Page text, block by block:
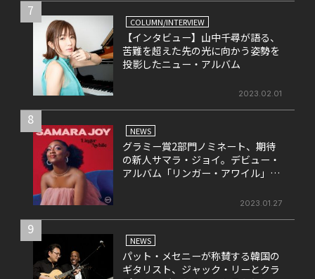
7
COLUMN/INTERVIEW
【インタビュー】山中千尋が語る、
苦難を超えた先の光に向かう姿勢を
投影したニュー・アルバム
2023.02.01
8
NEWS
グラミー賞2部門ノミネート、期待
の新人サマラ・ジョイ。デビュー・
アルバム「リンガー・アワイル」の
2023.01.27
9
NEWS
パット・メセニーが称賛する韓国の
ギタリスト、ジャック・リーとクラ